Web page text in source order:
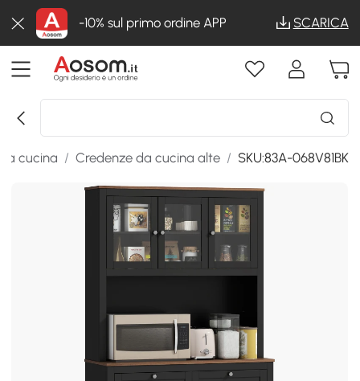
-10% sul primo ordine APP SCARICA
cucina / Credenze da cucina alte / SKU:83A-068V81BK